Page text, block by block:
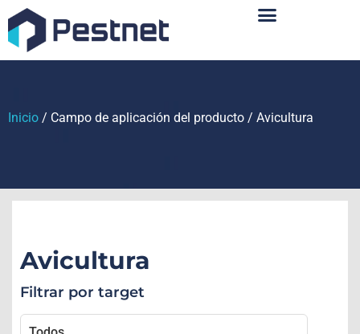
Inicio / Campo de aplicación del producto / Avicultura
Avicultura
Filtrar por target